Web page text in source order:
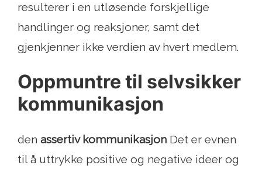
resulterer i en utløsende forskjellige
handlinger og reaksjoner, samt det
gjenkjenner ikke verdien av hvert medlem.
Oppmuntre til selvsikker
kommunikasjon
den assertiv kommunikasjon Det er evnen
til å uttrykke positive og negative ideer og